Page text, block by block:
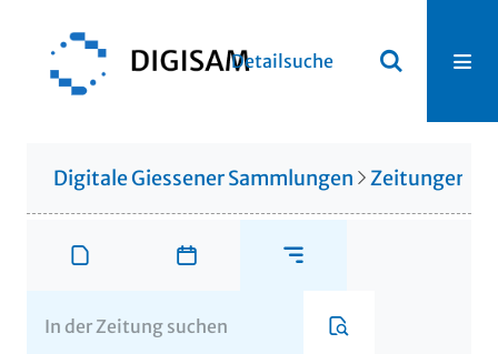
Detailsuche
Digitale Giessener Sammlungen Zeitungen